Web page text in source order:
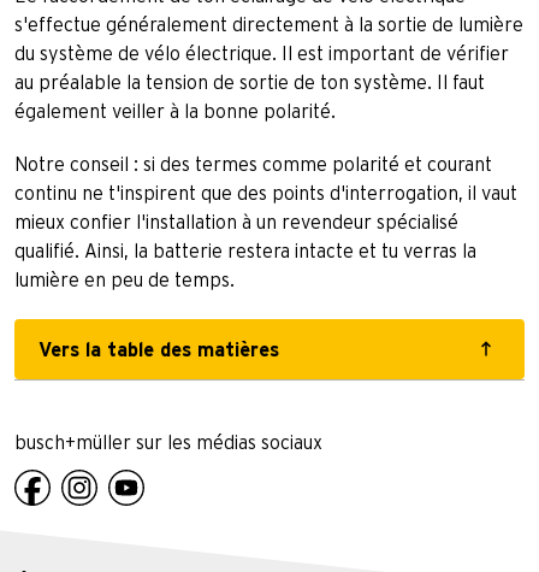
s'effectue généralement directement à la sortie de lumière
du système de vélo électrique. Il est important de vérifier
au préalable la tension de sortie de ton système. Il faut
également veiller à la bonne polarité.
Notre conseil : si des termes comme polarité et courant
continu ne t'inspirent que des points d'interrogation, il vaut
mieux confier l'installation à un revendeur spécialisé
qualifié. Ainsi, la batterie restera intacte et tu verras la
lumière en peu de temps.
Vers la table des matières
busch+müller sur les médias sociaux